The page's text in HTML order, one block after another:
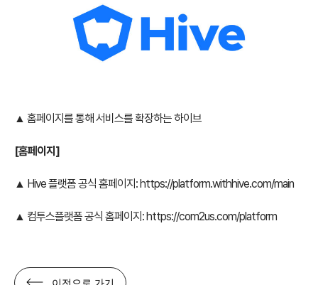
▲ 홈페이지를 통해 서비스를 확장하는 하이브
[홈페이지]
▲ Hive 플랫폼 공식 홈페이지:https://platform.withhive.com/main
▲ 컴투스플랫폼 공식 홈페이지:https://com2us.com/platform
이전으로 가기